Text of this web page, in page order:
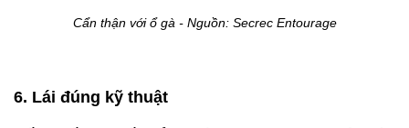
Cẩn thận với ổ gà - Nguồn: Secrec Entourage
6. Lái đúng kỹ thuật